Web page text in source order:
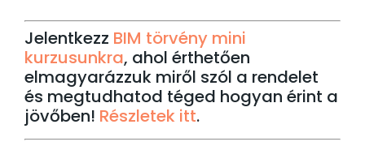
Jelentkezz BIM törvény mini
kurzusunkra, ahol érthetően
elmagyarázzuk miről szól a rendelet
és megtudhatod téged hogyan érint a
jövőben! Részletek itt.